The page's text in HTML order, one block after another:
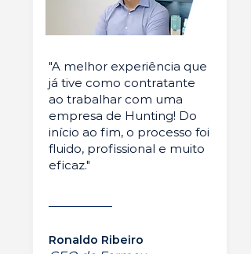
"A melhor experiência que
já tive como contratante
ao trabalhar com uma
empresa de Hunting! Do
início ao fim, o processo foi
fluido, profissional e muito
eficaz."
Ronaldo Ribeiro